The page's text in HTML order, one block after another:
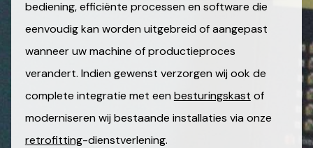
bediening, efficiënte processen en software die
eenvoudig kan worden uitgebreid of aangepast
wanneer uw machine of productieproces
verandert. Indien gewenst verzorgen wij ook de
complete integratie met eenbesturingskast of
moderniseren wij bestaande installaties via onze
retrofitting-dienstverlening.